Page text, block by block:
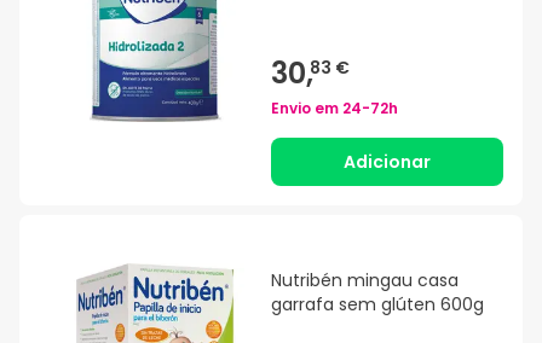
30,83 €
Envio em 24-72h
Adicionar
Nutribén mingau casa
garrafa sem glúten 600g